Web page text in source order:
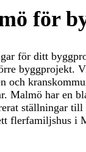
för
för ditt
byggprojekt.
och
Malmö har en
ställningar
flerfamiljshus i